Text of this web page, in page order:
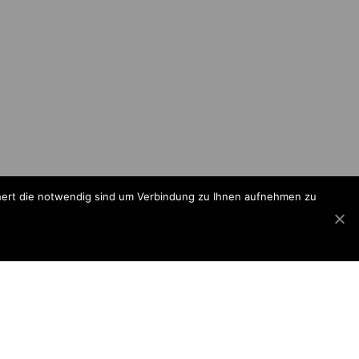
die notwendig sind um Verbindung zu Ihnen aufnehmen zu